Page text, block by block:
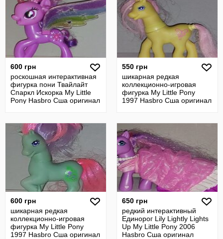
600 грн
роскошная интерактивная
фигурка пони Твайлайт
Спаркл Искорка My Little
Pony Hasbro Сша оригинал
550 грн
шикарная редкая
коллекционно-игровая
фигурка My Little Pony
1997 Hasbro Сша оригинал
600 грн
шикарная редкая
коллекционно-игровая
фигурка My Little Pony
1997 Hasbro Сша оригинал
650 грн
редкий интерактивный
Единорог Lily Lightly Lights
Up My Little Pony 2006
Hasbro Сша оригинал